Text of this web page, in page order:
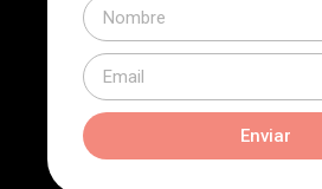
Enviar